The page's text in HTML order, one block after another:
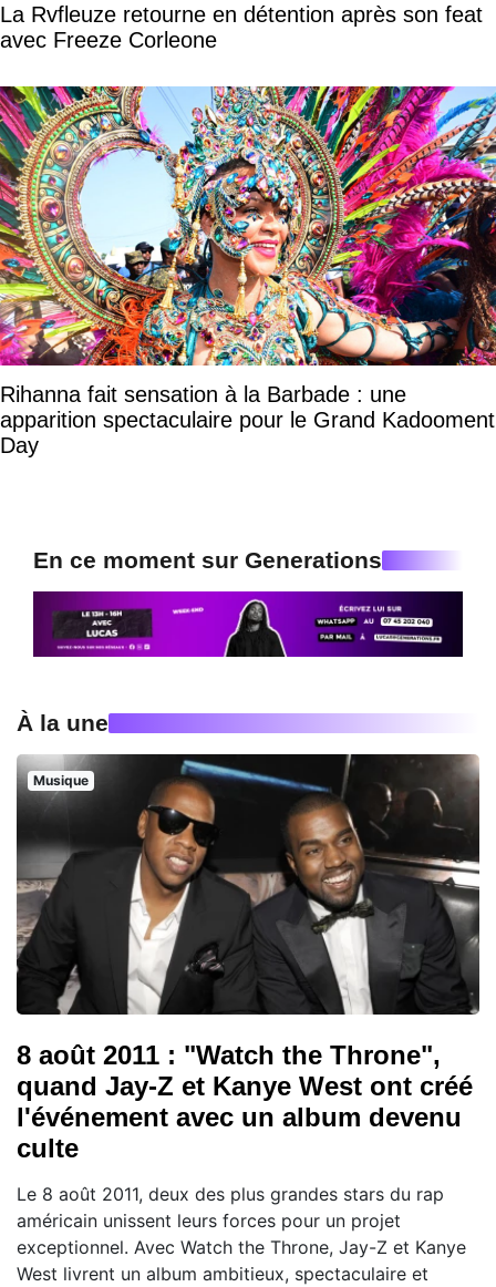
La Rvfleuze retourne en détention après son feat
avec Freeze Corleone
Rihanna fait sensation à la Barbade : une
apparition spectaculaire pour le Grand Kadooment
Day
En ce moment sur Generations
À la une
Musique
8 août 2011 : "Watch the Throne",
quand Jay-Z et Kanye West ont créé
l'événement avec un album devenu
culte
Le 8 août 2011, deux des plus grandes stars du rap
américain unissent leurs forces pour un projet
exceptionnel. Avec Watch the Throne, Jay-Z et Kanye
West livrent un album ambitieux, spectaculaire et